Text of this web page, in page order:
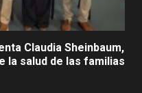
Claudia Sheinbaum,
la salud de las familias